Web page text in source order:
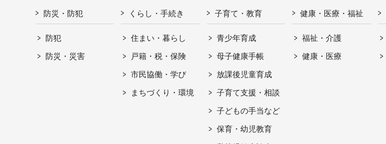
防災・防犯
防犯
防災・災害
くらし・手続き
住まい・暮らし
戸籍・税・保険
市民協働・学び
まちづくり・環境
子育て・教育
青少年育成
母子健康手帳
放課後児童育成
子育て支援・相談
子どもの手当など
保育・幼児教育
健康・医療・福祉
福祉・介護
健康・医療